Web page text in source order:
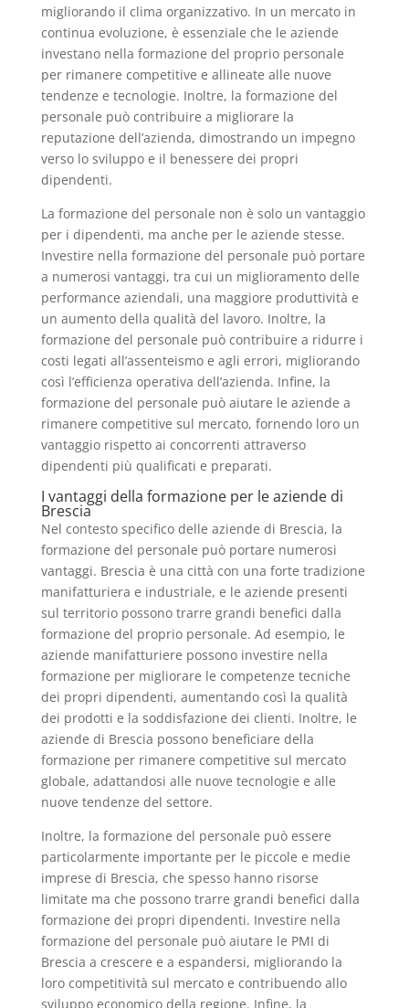
migliorando il clima organizzativo. In un mercato in
continua evoluzione, è essenziale che le aziende
investano nella formazione del proprio personale
per rimanere competitive e allineate alle nuove
tendenze e tecnologie. Inoltre, la formazione del
personale può contribuire a migliorare la
reputazione dell’azienda, dimostrando un impegno
verso lo sviluppo e il benessere dei propri
dipendenti.
La formazione del personale non è solo un vantaggio
per i dipendenti, ma anche per le aziende stesse.
Investire nella formazione del personale può portare
a numerosi vantaggi, tra cui un miglioramento delle
performance aziendali, una maggiore produttività e
un aumento della qualità del lavoro. Inoltre, la
formazione del personale può contribuire a ridurre i
costi legati all’assenteismo e agli errori, migliorando
così l’efficienza operativa dell’azienda. Infine, la
formazione del personale può aiutare le aziende a
rimanere competitive sul mercato, fornendo loro un
vantaggio rispetto ai concorrenti attraverso
dipendenti più qualificati e preparati.
I vantaggi della formazione per le aziende di
Brescia
Nel contesto specifico delle aziende di Brescia, la
formazione del personale può portare numerosi
vantaggi. Brescia è una città con una forte tradizione
manifatturiera e industriale, e le aziende presenti
sul territorio possono trarre grandi benefici dalla
formazione del proprio personale. Ad esempio, le
aziende manifatturiere possono investire nella
formazione per migliorare le competenze tecniche
dei propri dipendenti, aumentando così la qualità
dei prodotti e la soddisfazione dei clienti. Inoltre, le
aziende di Brescia possono beneficiare della
formazione per rimanere competitive sul mercato
globale, adattandosi alle nuove tecnologie e alle
nuove tendenze del settore.
Inoltre, la formazione del personale può essere
particolarmente importante per le piccole e medie
imprese di Brescia, che spesso hanno risorse
limitate ma che possono trarre grandi benefici dalla
formazione dei propri dipendenti. Investire nella
formazione del personale può aiutare le PMI di
Brescia a crescere e a espandersi, migliorando la
loro competitività sul mercato e contribuendo allo
sviluppo economico della regione. Infine, la